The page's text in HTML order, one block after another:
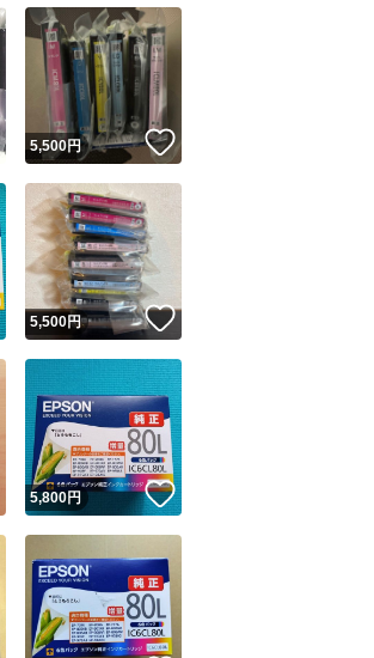
このユーザーは高頻度で24時間以内に発送しています
このユーザーは設定した発送日数内に発送しています
いいね！
5,500円 いいね！
いいね！
5,500円 いいね！
いいね！
5,800円